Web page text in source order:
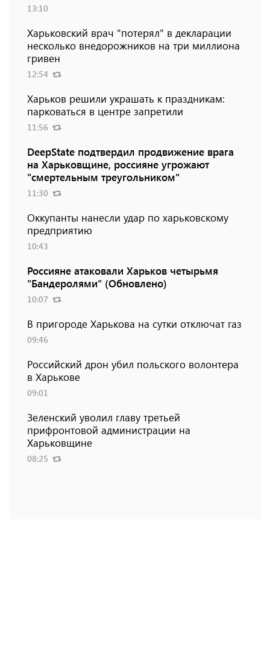
13:10
Харьковский врач "потерял" в декларации
несколько внедорожников на три миллиона
гривен
12:54
Харьков решили украшать к праздникам:
парковаться в центре запретили
11:56
DeepState подтвердил продвижение врага
на Харьковщине, россияне угрожают
"смертельным треугольником"
11:30
Оккупанты нанесли удар по харьковскому
предприятию
10:43
Россияне атаковали Харьков четырьмя
"Бандеролями" (Обновлено)
10:07
В пригороде Харькова на сутки отключат газ
09:46
Российский дрон убил польского волонтера
в Харькове
09:01
Зеленский уволил главу третьей
прифронтовой администрации на
Харьковщине
08:25